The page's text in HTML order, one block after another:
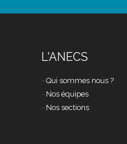
L'ANECS
Qui sommes nous ?
Nos équipes
Nos sections